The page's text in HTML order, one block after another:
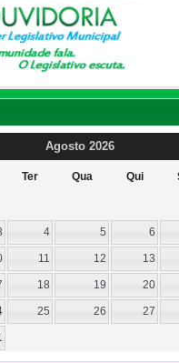
Agosto 2026
Ter Qua Qui
4 5 6
11 12 13
18 19 20
25 26 27